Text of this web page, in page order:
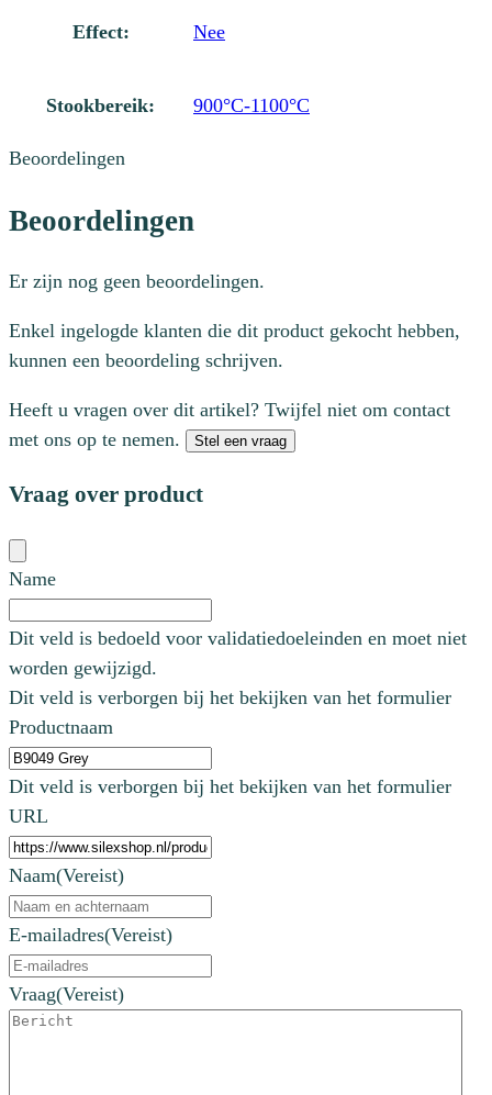
Effect: Nee
Stookbereik: 900°C-1100°C
Beoordelingen
Beoordelingen
Er zijn nog geen beoordelingen.
Enkel ingelogde klanten die dit product gekocht hebben,
kunnen een beoordeling schrijven.
Heeft u vragen over dit artikel? Twijfel niet om contact
met ons op te nemen.
Stel een vraag
Vraag over product
Name
Dit veld is bedoeld voor validatiedoeleinden en moet niet
worden gewijzigd.
Dit veld is verborgen bij het bekijken van het formulier
Productnaam
Dit veld is verborgen bij het bekijken van het formulier
URL
Naam(Vereist)
E-mailadres(Vereist)
Vraag(Vereist)